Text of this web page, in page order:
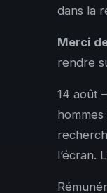
dans la
Merci
rendre
14 août
l’écran.